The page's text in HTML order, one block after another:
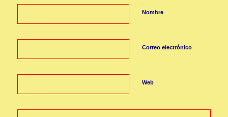
Nombre
Correo electrónico
Web